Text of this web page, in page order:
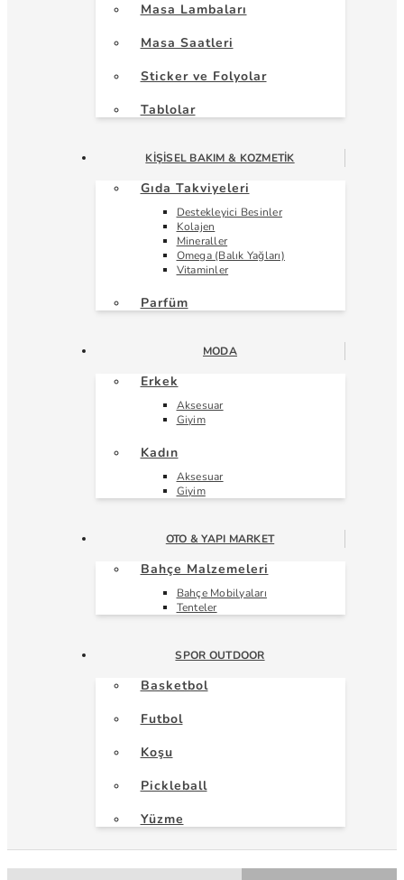
Masa Lambaları
Masa Saatleri
Sticker ve Folyolar
Tablolar
KIŞISEL BAKIM & KOZMETIK
Gıda Takviyeleri
Destekleyici Besinler
Kolajen
Mineraller
Omega (Balık Yağları)
Vitaminler
Parfüm
MODA
Erkek
Aksesuar
Giyim
Kadın
Aksesuar
Giyim
OTO & YAPI MARKET
Bahçe Malzemeleri
Bahçe Mobilyaları
Tenteler
SPOR OUTDOOR
Basketbol
Futbol
Koşu
Pickleball
Yüzme